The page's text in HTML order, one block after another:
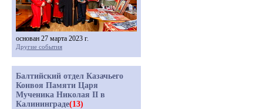
основан 27 марта 2023 г.
Другие события
Балтийский отдел Казачьего
Конвоя Памяти Царя
Мученика Николая II в
Калининграде(13)